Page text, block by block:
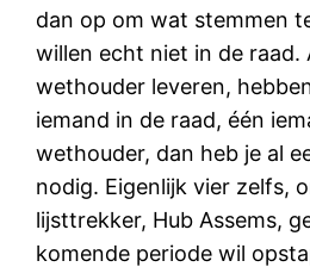
dan op om wat stemmen
willen echt niet in de raad.
wethouder leveren,
iemand in de raad, één
wethouder, dan heb je al
nodig. Eigenlijk vier zelfs,
lijsttrekker, Hub Assems,
komende periode wil